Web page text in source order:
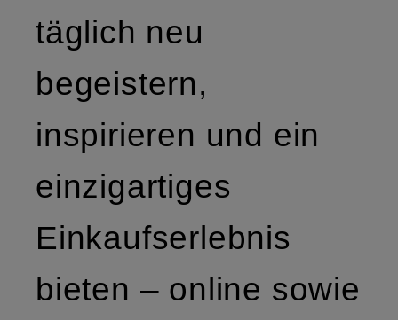
täglich neu
begeistern,
inspirieren und ein
einzigartiges
Einkaufserlebnis
bieten – online sowie